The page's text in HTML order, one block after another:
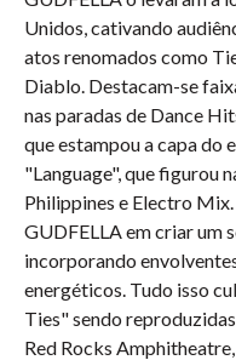
Unidos, cativando
atos renomados como
Diablo. Destacam-se
nas paradas de Dance
que estampou a capa do
"Language", que figurou
Philippines e Electro
GUDFELLA em criar um
incorporando
energéticos. Tudo isso
Ties" sendo
Red Rocks